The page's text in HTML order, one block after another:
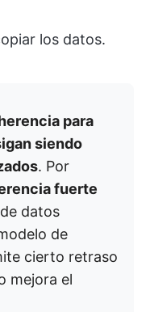
los datos.
para
siendo
. Por
fuerte
datos
de
cierto retraso
mejora el